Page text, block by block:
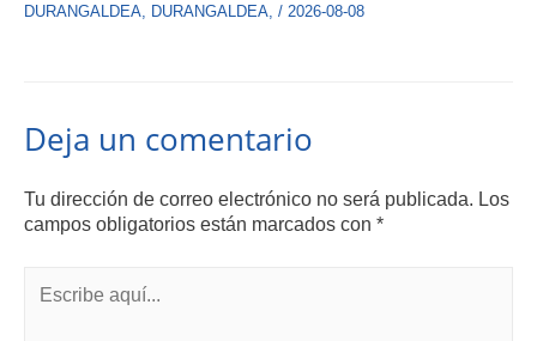
DURANGALDEA DURANGALDEA / 2026-08-08
Deja un comentario
Tu dirección de correo electrónico no será publicada. Los
campos obligatorios están marcados con *